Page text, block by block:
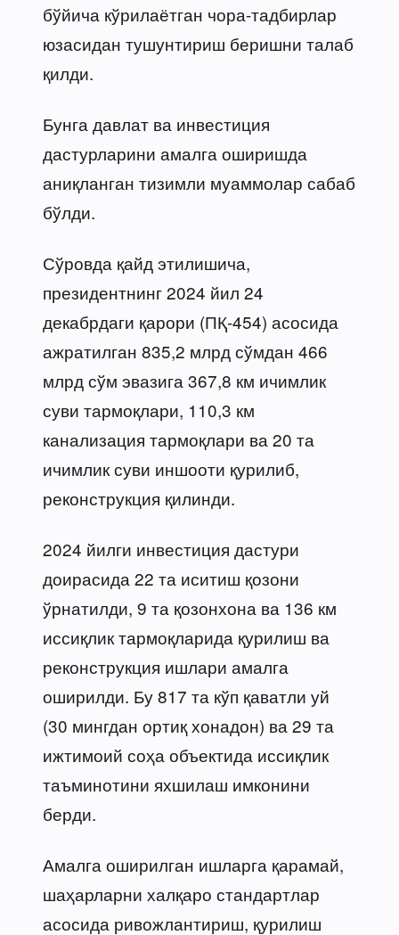
бўйича кўрилаётган чора-тадбирлар
юзасидан тушунтириш беришни талаб
қилди.
Бунга давлат ва инвестиция
дастурларини амалга оширишда
аниқланган тизимли муаммолар сабаб
бўлди.
Сўровда қайд этилишича,
президентнинг 2024 йил 24
декабрдаги қарори (ПҚ-454) асосида
ажратилган 835,2 млрд сўмдан 466
млрд сўм эвазига 367,8 км ичимлик
суви тармоқлари, 110,3 км
канализация тармоқлари ва 20 та
ичимлик суви иншооти қурилиб,
реконструкция қилинди.
2024 йилги инвестиция дастури
доирасида 22 та иситиш қозони
ўрнатилди, 9 та қозонхона ва 136 км
иссиқлик тармоқларида қурилиш ва
реконструкция ишлари амалга
оширилди. Бу 817 та кўп қаватли уй
(30 мингдан ортиқ хонадон) ва 29 та
ижтимоий соҳа объектида иссиқлик
таъминотини яхшилаш имконини
берди.
Амалга оширилган ишларга қарамай,
шаҳарларни халқаро стандартлар
асосида ривожлантириш, қурилиш